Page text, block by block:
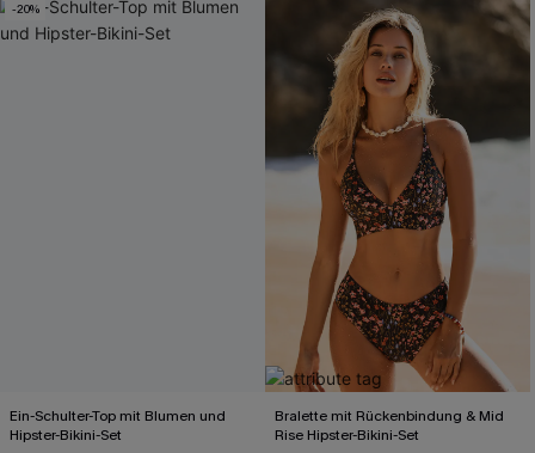
-20%
Ein-Schulter-Top mit Blumen und
Hipster-Bikini-Set
Bralette mit Rückenbindung & Mid
Rise Hipster-Bikini-Set